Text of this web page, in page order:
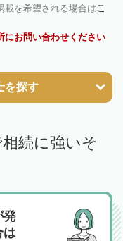
載を希望される場合はこ
にお問い合わせください
を探す
続に強いそ
発
は